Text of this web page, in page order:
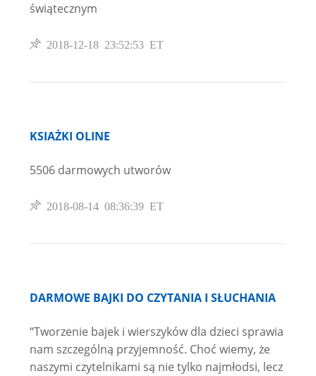
świątecznym
2018-12-18 23:52:53 ET
KSIAŻKI OLINE
5506 darmowych utworów
2018-08-14 08:36:39 ET
DARMOWE BAJKI DO CZYTANIA I SŁUCHANIA
“Tworzenie bajek i wierszyków dla dzieci sprawia
nam szczególną przyjemność. Choć wiemy, że
naszymi czytelnikami są nie tylko najmłodsi, lecz